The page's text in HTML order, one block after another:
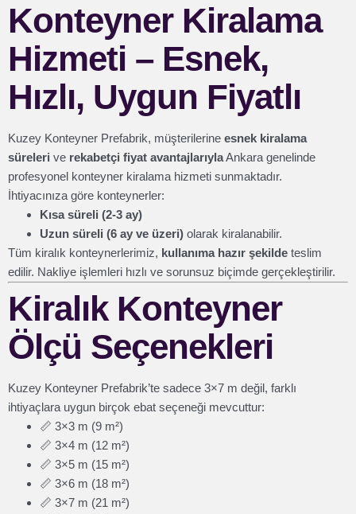
Konteyner Kiralama
Hizmeti – Esnek,
Hızlı, Uygun Fiyatlı
Kuzey Konteyner Prefabrik, müşterilerine esnek kiralama
süreleri ve rekabetçi fiyat avantajlarıylaAnkara genelinde
profesyonel konteyner kiralama hizmeti sunmaktadır.
İhtiyacınıza göre konteynerler:
Kısa süreli (2-3 ay)
Uzun süreli (6 ay ve üzeri) olarak kiralanabilir.
Tüm kiralık konteynerlerimiz, kullanıma hazır şekilde teslim
edilir. Nakliye işlemleri hızlı ve sorunsuz biçimde gerçekleştirilir.
Kiralık Konteyner
Ölçü Seçenekleri
Kuzey Konteyner Prefabrik’te sadece 3×7 m değil, farklı
ihtiyaçlara uygun birçok ebat seçeneği mevcuttur:
📏 3×3 m (9 m²)
📏 3×4 m (12 m²)
📏 3×5 m (15 m²)
📏 3×6 m (18 m²)
📏 3×7 m (21 m²)